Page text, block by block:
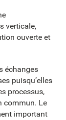
verticale,
ouverte et
échanges
puisqu’elles
processus,
commun. Le
important